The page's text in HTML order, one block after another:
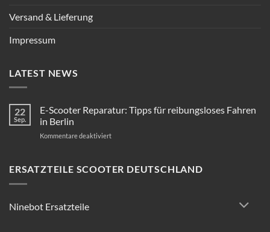
Versand & Lieferung
Impressum
LATEST NEWS
22
Sep.
E-Scooter Reparatur: Tipps für reibungsloses Fahren
in Berlin
Kommentare deaktiviertfür
Reparatur:
ERSATZTEILE SCOOTER DEUTSCHLAND
Ninebot Ersatzteile